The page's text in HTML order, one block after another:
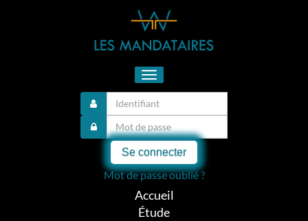
Toggle
navigation
Se connecter
Mot de passe oublié ?
Accueil
Étude